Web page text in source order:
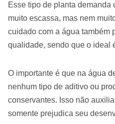
Esse tipo de planta demanda
muito escassa, mas nem
cuidado com a água também
qualidade, sendo que o ideal
O importante é que na água
nenhum tipo de aditivo ou
conservantes. Isso não
somente prejudica seu